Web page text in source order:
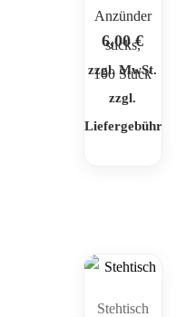
Anzünder
sticks,
100 Stück
6,00€
zzgl. MwSt.
zzgl.
Liefergebühr
Stehtisch